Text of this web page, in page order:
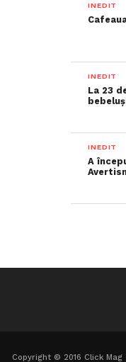
INEDIT
INEDIT
La 23
INEDIT
A
Copyright © 2016 Click